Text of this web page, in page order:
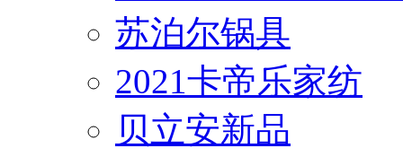
苏泊尔锅具
2021卡帝乐家纺
贝立安新品